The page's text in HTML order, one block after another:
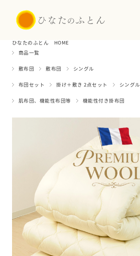
ひなたのふとん HOME
商品一覧
敷布団 敷布団 シングル
布団セット 掛け＋敷き 2点セット シングル
肌布団、機能性布団等 機能性付き掛布団